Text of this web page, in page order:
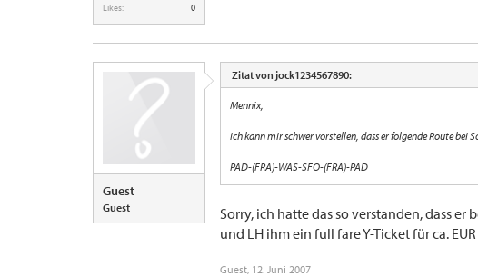
Likes:
0
Guest
Guest
Zitat von jock1234567890:
Mennix,
ich kann mir schwer vorstellen, dass er folgende Route bei
PAD-(FRA)-WAS-SFO-(FRA)-PAD
Sorry, ich hatte das so verstanden, dass
und LH ihm ein full fare Y-Ticket für ca.
Guest, 12. Juni 2007